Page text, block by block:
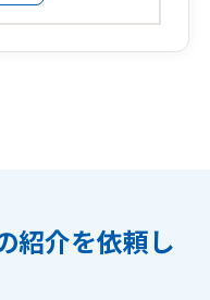
紹介を依頼し